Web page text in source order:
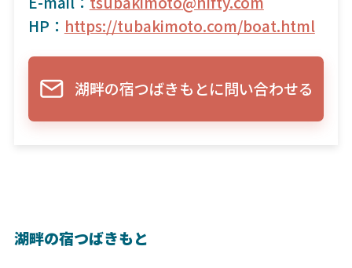
HP： https://tubakimoto.com/boat.html
湖畔の宿つばきもとに問い合わせる
湖畔の宿つばきもと